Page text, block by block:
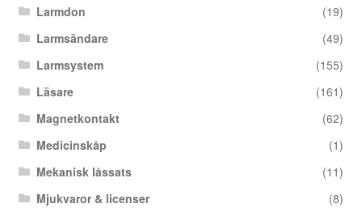
Larmdon
(19)
Larmsändare
(49)
Larmsystem
(155)
Läsare
(161)
Magnetkontakt
(62)
Medicinskåp
(1)
Mekanisk låssats
(11)
Mjukvaror & licenser
(8)